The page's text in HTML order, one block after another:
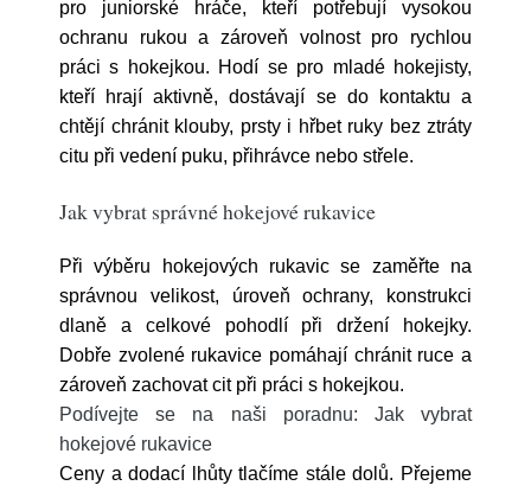
pro juniorské hráče, kteří potřebují vysokou
ochranu rukou a zároveň volnost pro rychlou
práci s hokejkou. Hodí se pro mladé hokejisty,
kteří hrají aktivně, dostávají se do kontaktu a
chtějí chránit klouby, prsty i hřbet ruky bez ztráty
citu při vedení puku, přihrávce nebo střele.
Jak vybrat správné hokejové rukavice
Při výběru hokejových rukavic se zaměřte na
správnou velikost, úroveň ochrany, konstrukci
dlaně a celkové pohodlí při držení hokejky.
Dobře zvolené rukavice pomáhají chránit ruce a
zároveň zachovat cit při práci s hokejkou.
Podívejte se na naši poradnu: Jak vybrat
hokejové rukavice
Ceny a dodací lhůty tlačíme stále dolů. Přejeme